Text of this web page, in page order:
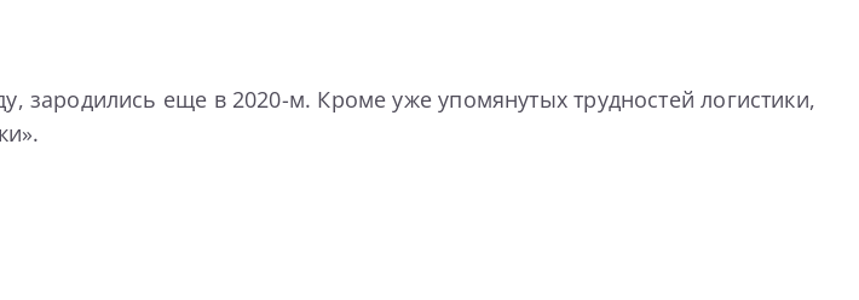
еще в 2020-м. Кроме уже упомянутых трудностей логистики,